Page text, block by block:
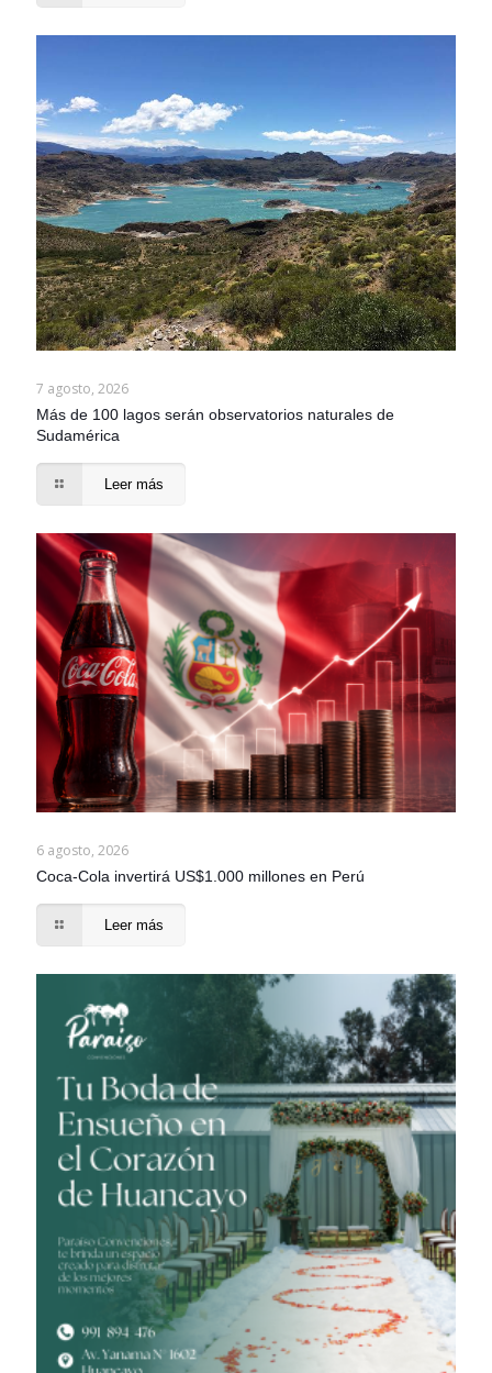
7 agosto, 2026
Más de 100 lagos serán observatorios naturales de
Sudamérica
Leer más
6 agosto, 2026
Coca-Cola invertirá US$1.000 millones en Perú
Leer más